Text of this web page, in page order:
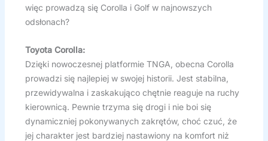
więc prowadzą się Corolla i Golf w najnowszych
odsłonach?
Toyota Corolla:
Dzięki nowoczesnej platformie TNGA, obecna Corolla
prowadzi się najlepiej w swojej historii. Jest stabilna,
przewidywalna i zaskakująco chętnie reaguje na ruchy
kierownicą. Pewnie trzyma się drogi i nie boi się
dynamiczniej pokonywanych zakrętów, choć czuć, że
jej charakter jest bardziej nastawiony na komfort niż